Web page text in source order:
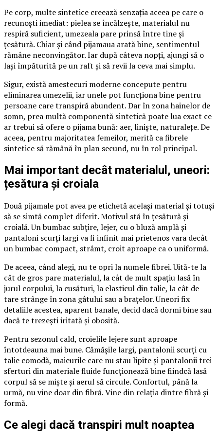
Pe corp, multe sintetice creează senzația aceea pe care o
recunoști imediat: pielea se încălzește, materialul nu
respiră suficient, umezeala pare prinsă între tine și
țesătură. Chiar și când pijamaua arată bine, sentimentul
rămâne neconvingător. Iar după câteva nopți, ajungi să o
lași împăturită pe un raft și să revii la ceva mai simplu.
Sigur, există amestecuri moderne concepute pentru
eliminarea umezelii, iar unele pot funcționa bine pentru
persoane care transpiră abundent. Dar în zona hainelor de
somn, prea multă componentă sintetică poate lua exact ce
ar trebui să ofere o pijama bună: aer, liniște, naturalețe. De
aceea, pentru majoritatea femeilor, merită ca fibrele
sintetice să rămână în plan secund, nu în rol principal.
Mai important decât materialul, uneori:
țesătura și croiala
Două pijamale pot avea pe etichetă același material și totuși
să se simtă complet diferit. Motivul stă în țesătură și
croială. Un bumbac subțire, lejer, cu o bluză amplă și
pantaloni scurți largi va fi infinit mai prietenos vara decât
un bumbac compact, strâmt, croit aproape ca o uniformă.
De aceea, când alegi, nu te opri la numele fibrei. Uită-te la
cât de gros pare materialul, la cât de mult spațiu lasă în
jurul corpului, la cusături, la elasticul din talie, la cât de
tare strânge în zona gâtului sau a brațelor. Uneori fix
detaliile acestea, aparent banale, decid dacă dormi bine sau
dacă te trezești iritată și obosită.
Pentru sezonul cald, croielile lejere sunt aproape
întotdeauna mai bune. Cămășile largi, pantalonii scurți cu
talie comodă, maieurile care nu stau lipite și pantalonii trei
sferturi din materiale fluide funcționează bine fiindcă lasă
corpul să se miște și aerul să circule. Confortul, până la
urmă, nu vine doar din fibră. Vine din relația dintre fibră și
formă.
Ce alegi dacă transpiri mult noaptea